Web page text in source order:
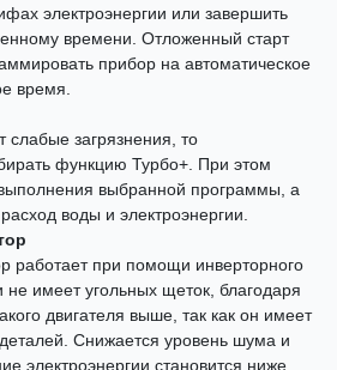
электроэнергии или завершить
времени. Отложенный старт
прибор на автоматическое
время.
слабые загрязнения, то
функцию Турбо+. При этом
выбранной программы, а
воды и электроэнергии.
работает при помощи инверторного
не имеет угольных щеток, благодаря
двигателя выше, так как он имеет
Снижается уровень шума и
электроэнергии становится ниже.